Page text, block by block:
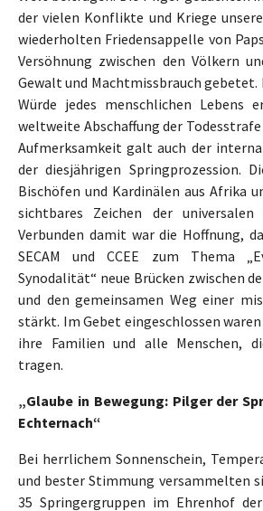
der vielen Konflikte und Kriege
wiederholten Friedensappelle von
Versöhnung zwischen den Völkern
Gewalt und Machtmissbrauch gebetet.
Würde jedes menschlichen Lebens
weltweite Abschaffung der
Aufmerksamkeit galt auch der
der diesjährigen Springprozession.
Bischöfen und Kardinälen aus Afrika
sichtbares Zeichen der universalen
Verbunden damit war die Hoffnung,
SECAM und CCEE zum Thema
Synodalität“ neue Brücken zwischen
und den gemeinsamen Weg einer
stärkt. Im Gebet eingeschlossen
ihre Familien und alle Menschen,
tragen.
„Glaube in Bewegung: Pilger der
Echternach“
Bei herrlichem Sonnenschein,
und bester Stimmung versammelten
35 Springergruppen im Ehrenhof